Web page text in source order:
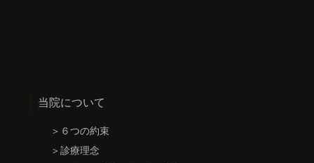
当院について
＞ ６つの約束
＞診療理念